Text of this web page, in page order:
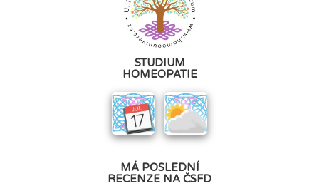
STUDIUM
HOMEOPATIE
MÁ POSLEDNÍ
RECENZE NA ČSFD